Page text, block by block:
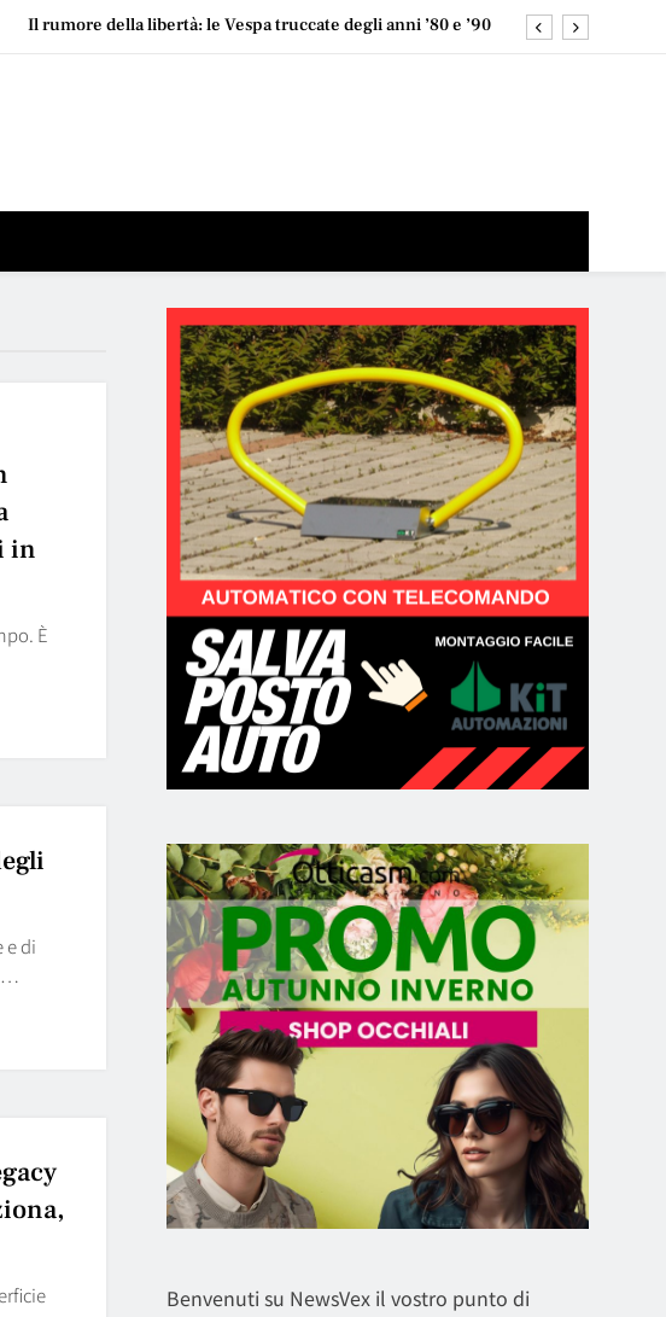
Il rumore della libertà: le Vespa truccate degli anni ’80 e ’90
Rimini o fuga al mare? Spoiler: puoi fare entrambe (e meglio)
hanno spesso una narrativa pronta: “funziona, quindi perché
a Rimini o fuga al mare? Spoiler: puoi fare entrambe (e meglio)
in
È
e di
Benvenuti su NewsVex il vostro punto di